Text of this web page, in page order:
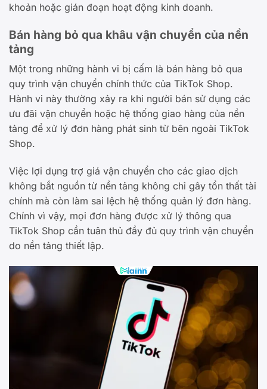
khoản hoặc gián đoạn hoạt động kinh doanh.
Bán hàng bỏ qua khâu vận chuyển của nền
tảng
Một trong những hành vi bị cấm là bán hàng bỏ qua
quy trình vận chuyển chính thức của TikTok Shop.
Hành vi này thường xảy ra khi người bán sử dụng các
ưu đãi vận chuyển hoặc hệ thống giao hàng của nền
tảng để xử lý đơn hàng phát sinh từ bên ngoài TikTok
Shop.
Việc lợi dụng trợ giá vận chuyển cho các giao dịch
không bắt nguồn từ nền tảng không chỉ gây tổn thất tài
chính mà còn làm sai lệch hệ thống quản lý đơn hàng.
Chính vì vậy, mọi đơn hàng được xử lý thông qua
TikTok Shop cần tuân thủ đầy đủ quy trình vận chuyển
do nền tảng thiết lập.